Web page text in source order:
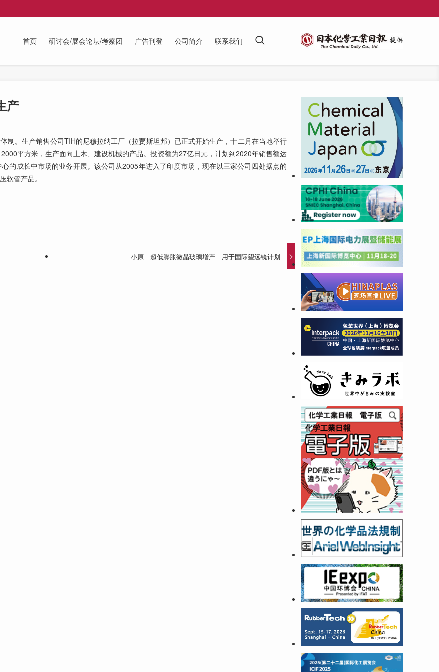
首页 研讨会/展会论坛/考察团 广告刊登 公司简介 联系我们
产
。生产销售公司TIH的尼穆拉纳工厂（拉贾斯坦邦）已正式开始生产，十二月在当地举行
平方米，生产面向土木、建设机械的产品。投资额为27亿日元，计划到2020年销售额达
的成长中市场的业务开展。该公司从2005年进入了印度市场，现在以三家公司四处据点的
软管产品。
小原 超低膨胀微晶玻璃增产 用于国际望远镜计划